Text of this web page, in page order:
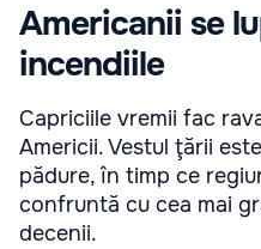
Americanii se
incendiile
Capriciile vremii fac
Americii. Vestul ţării
pădure, în timp ce
confruntă cu cea mai
decenii.